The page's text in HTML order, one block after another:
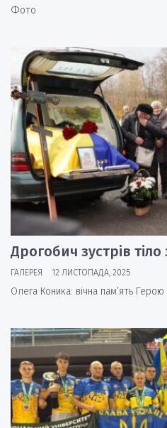
Фото
Дрогобич зустрів
ГАЛЕРЕЯ 12 ЛИСТОПАДА, 2025
Олега Коника: вічна пам’ять Герою